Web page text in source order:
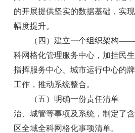
的开展提供坚实的数据基础，实
幅度提升。
（四）建立一个组织架构——
科网格化管理服务中心，加挂民
指挥服务中心、城市运行中心的
工作，推动系统整合。
（五）明确一份责任清单——
治、城管等事项及系统，制定了
区全域全科网格化事项清单。